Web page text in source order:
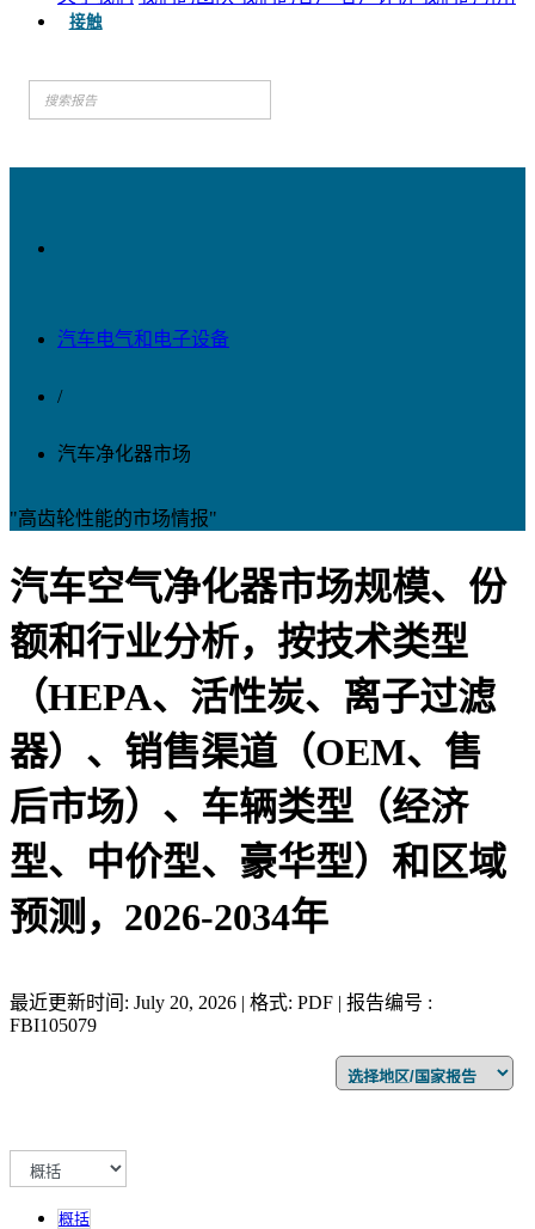
接触
汽车电气和电子设备
/
汽车净化器市场
"高齿轮性能的市场情报"
汽车空气净化器市场规模、份
额和行业分析，按技术类型
（HEPA、活性炭、离子过滤
器）、销售渠道（OEM、售
后市场）、车辆类型（经济
型、中价型、豪华型）和区域
预测，2026-2034年
最近更新时间: July 20, 2026 | 格式: PDF | 报告编号 :
FBI105079
概括